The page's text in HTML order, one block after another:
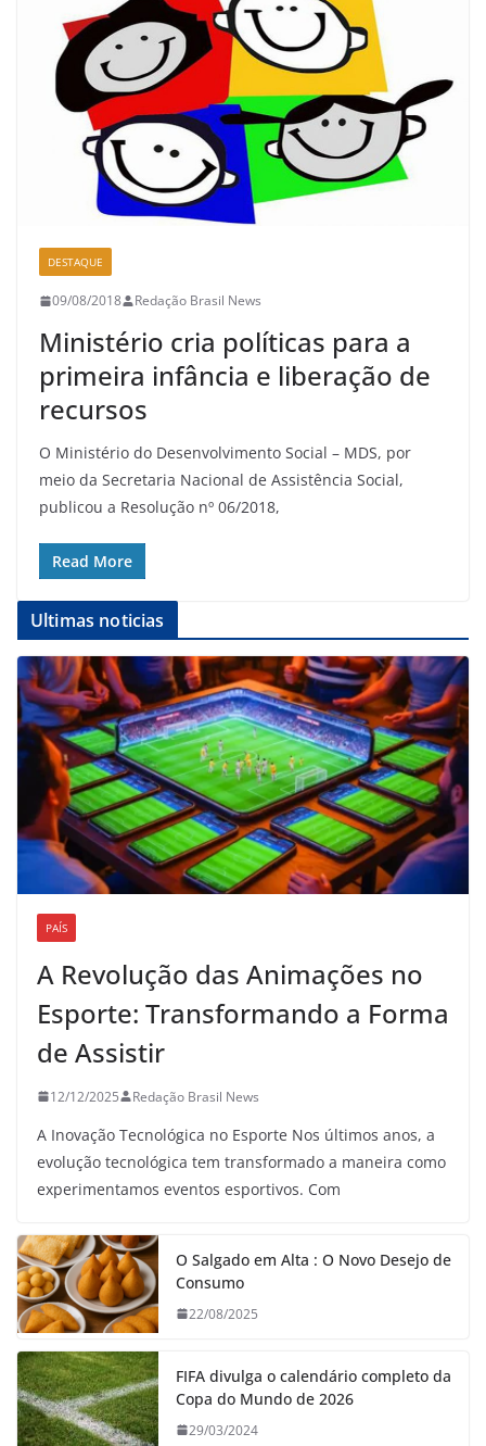
DESTAQUE
09/08/2018 Redação Brasil News
Ministério cria políticas para a
primeira infância e liberação de
recursos
O Ministério do Desenvolvimento Social – MDS, por
meio da Secretaria Nacional de Assistência Social,
publicou a Resolução nº 06/2018,
Read More
Ultimas noticias
PAÍS
A Revolução das Animações no
Esporte: Transformando a Forma
de Assistir
12/12/2025 Redação Brasil News
A Inovação Tecnológica no Esporte Nos últimos anos, a
evolução tecnológica tem transformado a maneira como
experimentamos eventos esportivos. Com
O Salgado em Alta : O Novo Desejo de
Consumo
22/08/2025
FIFA divulga o calendário completo da
Copa do Mundo de 2026
29/03/2024